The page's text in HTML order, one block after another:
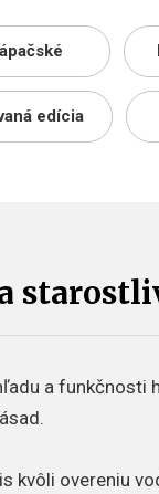
edícia
a funkčnosti
kvôli overeniu